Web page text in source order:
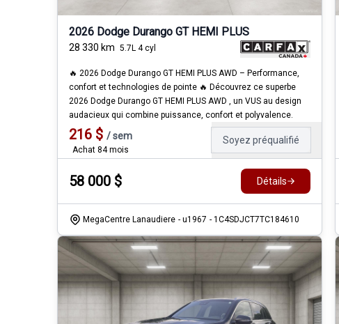
2026 Dodge Durango GT HEMI PLUS
28 330 km 5.7L 4 cyl
🔥 2026 Dodge Durango GT HEMI PLUS AWD – Performance,
confort et technologies de pointe 🔥 Découvrez ce superbe
2026 Dodge Durango GT HEMI PLUS AWD , un VUS au design
audacieux qui combine puissance, confort et polyvalence.
216 $ /sem
Achat 84 mois
Soyez préqualifié
58 000 $ Détails
MegaCentre Lanaudiere - u1967 - 1C4SDJCT7TC184610